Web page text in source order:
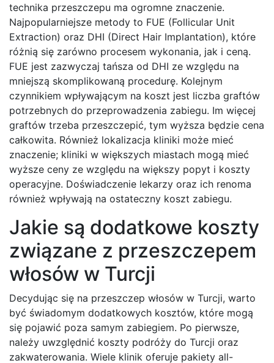
technika przeszczepu ma ogromne znaczenie.
Najpopularniejsze metody to FUE (Follicular Unit
Extraction) oraz DHI (Direct Hair Implantation), które
różnią się zarówno procesem wykonania, jak i ceną.
FUE jest zazwyczaj tańsza od DHI ze względu na
mniejszą skomplikowaną procedurę. Kolejnym
czynnikiem wpływającym na koszt jest liczba graftów
potrzebnych do przeprowadzenia zabiegu. Im więcej
graftów trzeba przeszczepić, tym wyższa będzie cena
całkowita. Również lokalizacja kliniki może mieć
znaczenie; kliniki w większych miastach mogą mieć
wyższe ceny ze względu na większy popyt i koszty
operacyjne. Doświadczenie lekarzy oraz ich renoma
również wpływają na ostateczny koszt zabiegu.
Jakie są dodatkowe koszty
związane z przeszczepem
włosów w Turcji
Decydując się na przeszczep włosów w Turcji, warto
być świadomym dodatkowych kosztów, które mogą
się pojawić poza samym zabiegiem. Po pierwsze,
należy uwzględnić koszty podróży do Turcji oraz
zakwaterowania. Wiele klinik oferuje pakiety all-